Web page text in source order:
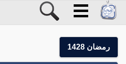
رمضان 1428